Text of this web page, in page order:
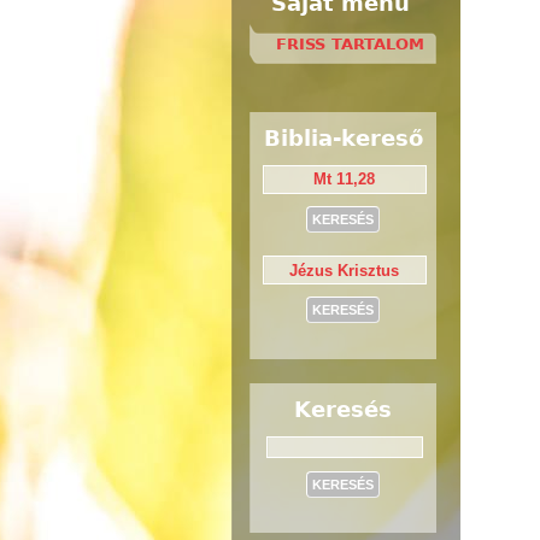
FRISS TARTALOM
Biblia-kereső
Keresés